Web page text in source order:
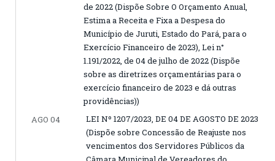
de 2022 (Dispõe Sobre O Orçamento Anual,
Estima a Receita e Fixa a Despesa do
Município de Juruti, Estado do Pará, para o
Exercício Financeiro de 2023), Lei n°
1.191/2022, de 04 de julho de 2022 (Dispõe
sobre as diretrizes orçamentárias para o
exercício financeiro de 2023 e dá outras
providências))
AGO 04
LEI Nº 1207/2023, DE 04 DE AGOSTO DE 2023
(Dispõe sobre Concessão de Reajuste nos
vencimentos dos Servidores Públicos da